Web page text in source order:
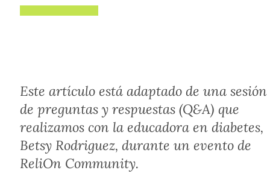
Este artículo está adaptado de una sesión
de preguntas y respuestas (Q&A) que
realizamos con la educadora en diabetes,
Betsy Rodriguez, durante un evento de
ReliOn Community.